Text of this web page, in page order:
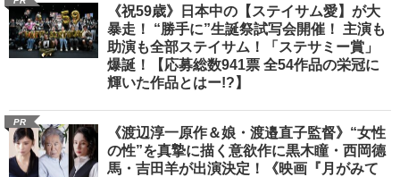
《祝59歳》日本中の【ステイサム愛】が大
暴走！ “勝手に”生誕祭試写会開催！ 主演も
助演も全部ステイサム！「ステサミー賞」
爆誕！【応募総数941票 全54作品の栄冠に
輝いた作品とはー!?】
PR
《渡辺淳一原作＆娘・渡邉直子監督》“女性
の性”を真摯に描く意欲作に黒木瞳・西岡德
馬・吉田羊が出演決定！《映画『月がみて